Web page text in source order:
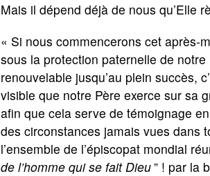
Mais il dépend déjà de nous qu’Elle
« Si nous commencerons cet après-
sous la protection paternelle de notre
renouvelable jusqu’au plein succès,
visible que notre Père exerce sur sa
afin que cela serve de témoignage
des circonstances jamais vues dans
l’ensemble de l’épiscopat mondial
de l’homme qui se fait Dieu” ! par la